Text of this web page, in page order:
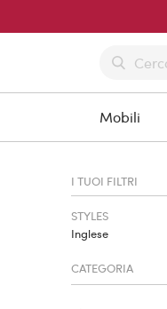
Mobili
I TUOI FILTRI
STYLES
Inglese
CATEGORIA